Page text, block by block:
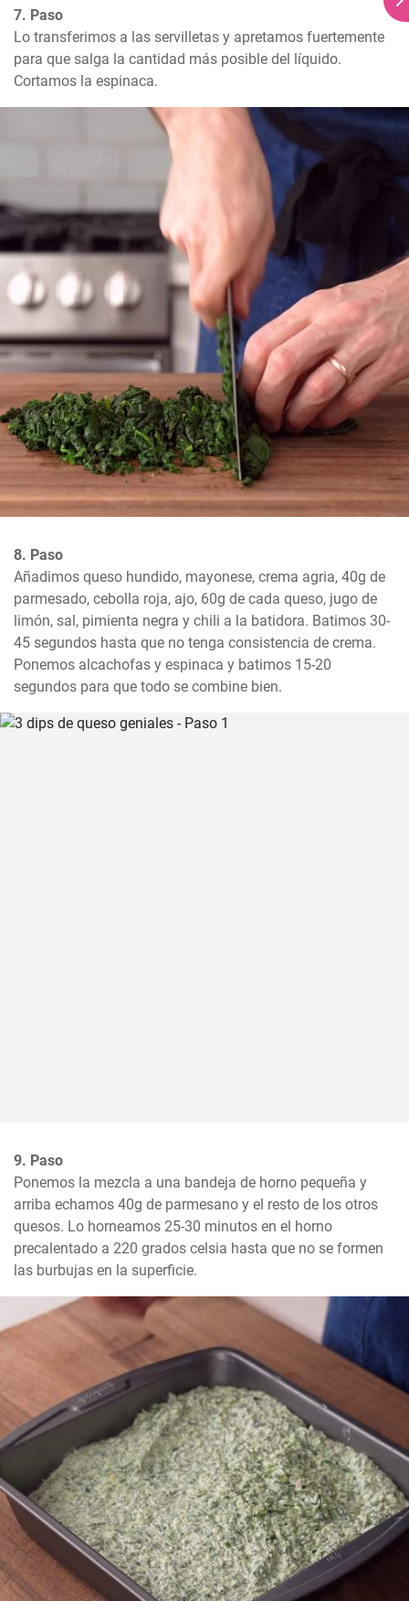
7. Paso
Lo transferimos a las servilletas y apretamos fuertemente
para que salga la cantidad más posible del líquido.
Cortamos la espinaca.
8. Paso
Añadimos queso hundido, mayonese, crema agria, 40g de
parmesado, cebolla roja, ajo, 60g de cada queso, jugo de
limón, sal, pimienta negra y chili a la batidora. Batimos 30-
45 segundos hasta que no tenga consistencia de crema.
Ponemos alcachofas y espinaca y batimos 15-20
segundos para que todo se combine bien.
9. Paso
Ponemos la mezcla a una bandeja de horno pequeña y
arriba echamos 40g de parmesano y el resto de los otros
quesos. Lo horneamos 25-30 minutos en el horno
precalentado a 220 grados celsia hasta que no se formen
las burbujas en la superficie.